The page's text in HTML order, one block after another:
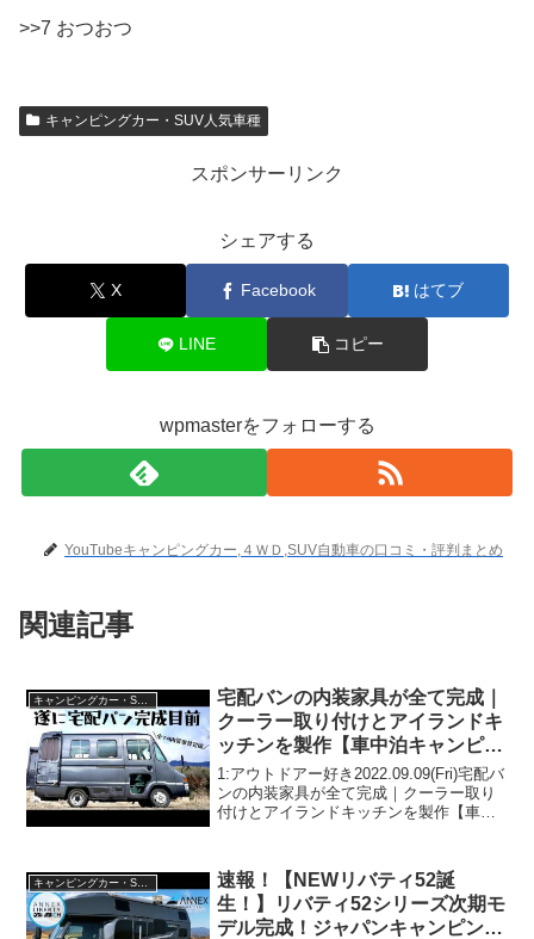
>>7 おつおつ
キャンピングカー・SUV人気車種
スポンサーリンク
シェアする
X Facebook はてブ
LINE コピー
wpmasterをフォローする
YouTubeキャンピングカー,４ＷＤ,SUV自動車の口コミ・評判まとめ
関連記事
キャンピングカー・SUV人気車種
宅配バンの内装家具が全て完成｜
クーラー取り付けとアイランドキ
ッチンを製作【車中泊キャンピン
グカー完成目前】
1:アウトドアー好き2022.09.09(Fri)宅配バ
ンの内装家具が全て完成｜クーラー取り
付けとアイランドキッチンを製作【車中
ウトドアー好き2022.09.09(F...
速報！【NEWリバティ52誕
生！】リバティ52シリーズ次期モ
デル完成！ジャパンキャンピング